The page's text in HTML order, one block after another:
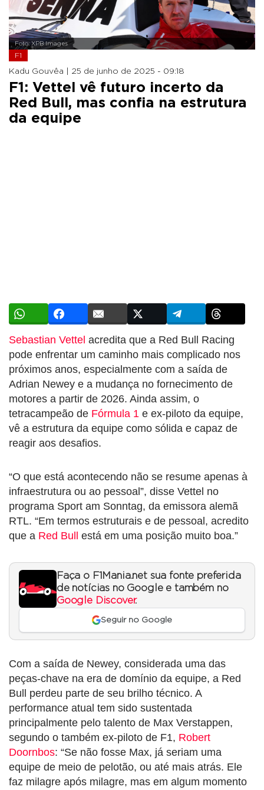
Foto: XPB Images
F1
Kadu Gouvêa | 25 de junho de 2025 - 09:18
F1: Vettel vê futuro incerto da
Red Bull, mas confia na estrutura
da equipe
Sebastian Vettel acredita que a Red Bull Racing
pode enfrentar um caminho mais complicado nos
próximos anos, especialmente com a saída de
Adrian Newey e a mudança no fornecimento de
motores a partir de 2026. Ainda assim, o
tetracampeão de Fórmula 1 e ex-piloto da equipe,
vê a estrutura da equipe como sólida e capaz de
reagir aos desafios.
“O que está acontecendo não se resume apenas à
infraestrutura ou ao pessoal”, disse Vettel no
programa Sport am Sonntag, da emissora alemã
RTL. “Em termos estruturais e de pessoal, acredito
que a Red Bull está em uma posição muito boa.”
Faça o F1Mania.net sua fonte preferida
de notícias no Google e também no
Google Discover.
Seguir no Google
Com a saída de Newey, considerada uma das
peças-chave na era de domínio da equipe, a Red
Bull perdeu parte de seu brilho técnico. A
performance atual tem sido sustentada
principalmente pelo talento de Max Verstappen,
segundo o também ex-piloto de F1, Robert
Doornbos: “Se não fosse Max, já seriam uma
equipe de meio de pelotão, ou até mais atrás. Ele
faz milagre após milagre, mas em algum momento